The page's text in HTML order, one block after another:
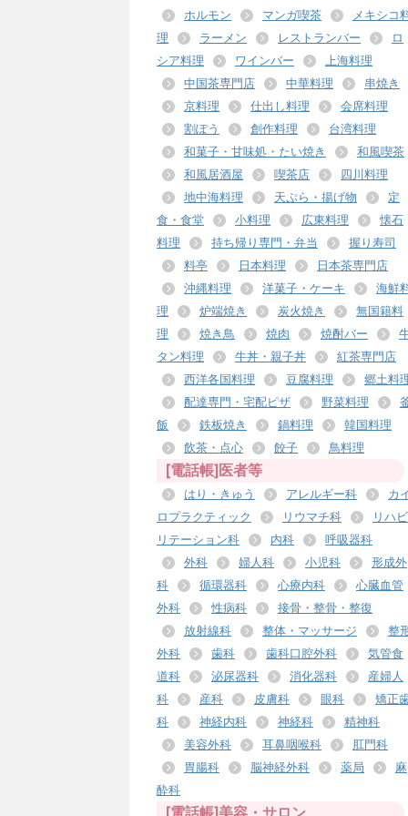
ホルモン
マンガ喫茶
メキシコ
理
ラーメン レストランバー
ロ
シア料理
ワインバー
上海料理
中国茶専門店
中華料理
串焼き
京料理
仕出し料理
会席料理
割ぽう
創作料理
台湾料理
和菓子・甘味処・たい焼き
和風喫茶
和風居酒屋
喫茶店
四川料理
地中海料理
天ぷら・揚げ物
定
食・食堂
小料理 広東料理
懐石
料理
持ち帰り専門・弁当
握り寿司
料亭
日本料理
日本茶専門店
沖縄料理
洋菓子・ケーキ
海鮮
理
炉端焼き 炭火焼き
無国籍料
理
焼き鳥 焼肉 焼酎バー
タン料理
牛丼・親子丼
紅茶専門店
西洋各国料理
豆腐料理
郷土料
配達専門・宅配ピザ
野菜料理
飯
鉄板焼き 鍋料理
韓国料理
飲茶・点心
餃子 鳥料理
[電話帳]医者等
はり・きゅう アレルギー科
カ
ロプラクティック
リウマチ科
リハビ
リテーション科
内科
呼吸器科
外科
婦人科 小児科
形成外
科
循環器科 心療内科
心臓血管
外科
性病科
接骨・整骨・整復
放射線科
整体・マッサージ
整
外科
歯科 歯科口腔外科
気管食
道科
泌尿器科 消化器科
産婦人
科
産科 皮膚科 眼科
矯正
科
神経内科 神経科
精神科
美容外科
耳鼻咽喉科
肛門科
胃腸科
脳神経外科 薬局
麻
酔科